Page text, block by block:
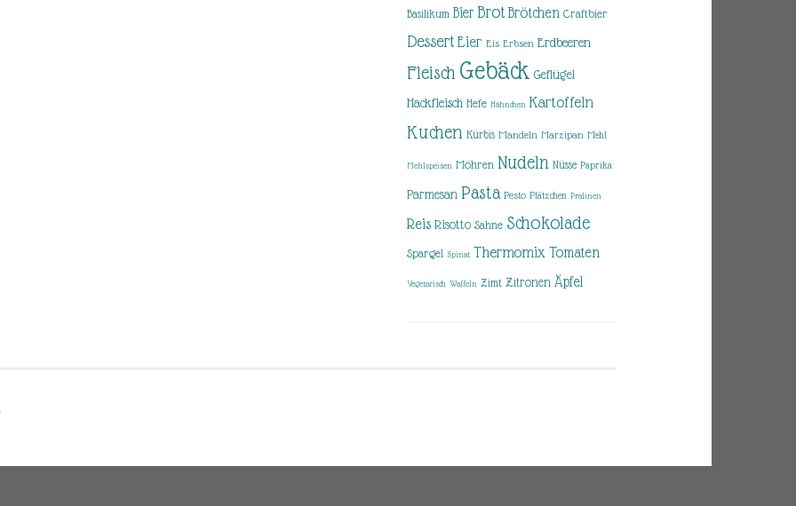
Basilikum Bier Brot Brötchen Craftbier
Dessert Eier Eis Erbsen Erdbeeren
Fleisch Gebäck Geflügel
Hackfleisch Hefe Hähnchen Kartoffeln
Kuchen Kürbis Mandeln Marzipan Mehl
Mehlspeisen Möhren Nudeln Nüsse Paprika
Parmesan Pasta Pesto Plätzchen Pralinen
Reis Risotto Sahne Schokolade
Spargel Spinat Thermomix Tomaten
Vegetarisch Waffeln Zimt Zitronen Äpfel